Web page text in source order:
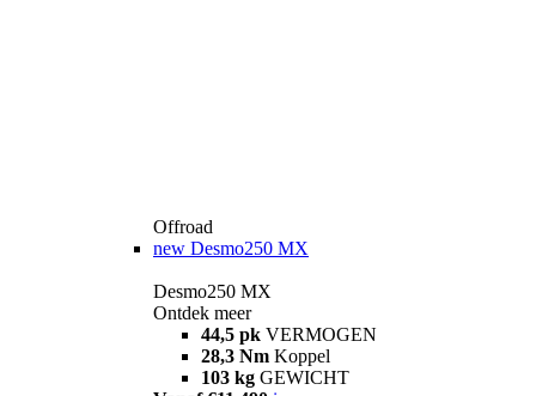
Offroad
new Desmo250 MX
Desmo250 MX
Ontdek meer
44,5 pk VERMOGEN
28,3 Nm Koppel
103 kg GEWICHT